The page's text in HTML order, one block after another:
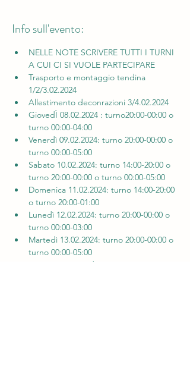
Info sull'evento:
NELLE NOTE SCRIVERE TUTTI I TURNI
A CUI CI SI VUOLE PARTECIPARE
Trasporto e montaggio tendina
1/2/3.02.2024
Allestimento deconrazioni 3/4.02.2024
GiovedÌ 08.02.2024 : turno20:00-00:00 o
turno 00:00-04:00
Venerdì 09.02.2024: turno 20:00-00:00 o
turno 00:00-05:00
Sabato 10.02.2024: turno 14:00-20:00 o
turno 20:00-00:00 o turno 00:00-05:00
Domenica 11.02.2024: turno 14:00-20:00
o turno 20:00-01:00
Lunedì 12.02.2024: turno 20:00-00:00 o
turno 00:00-03:00
Martedì 13.02.2024: turno 20:00-00:00 o
turno 00:00-05:00
Smontaggio tendina 14.02.2024